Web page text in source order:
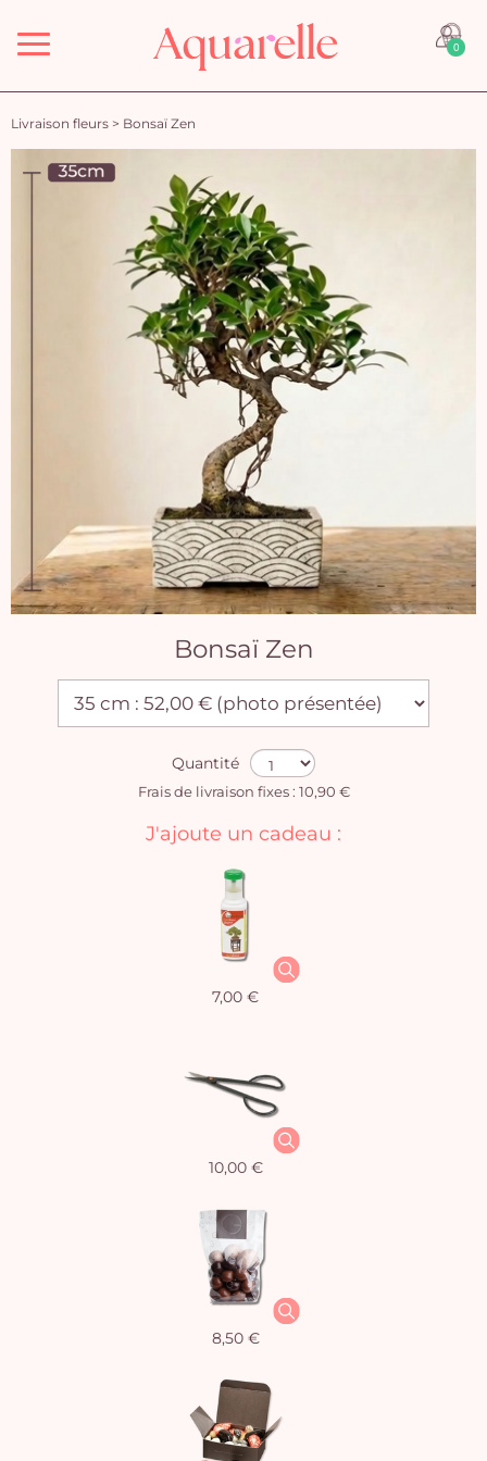
Menu 0
Livraison fleurs > Bonsaï Zen
Bonsaï Zen
Quantité
Frais de livraison fixes : 10,90 €
J'ajoute un cadeau :
7,00 €
10,00 €
8,50 €